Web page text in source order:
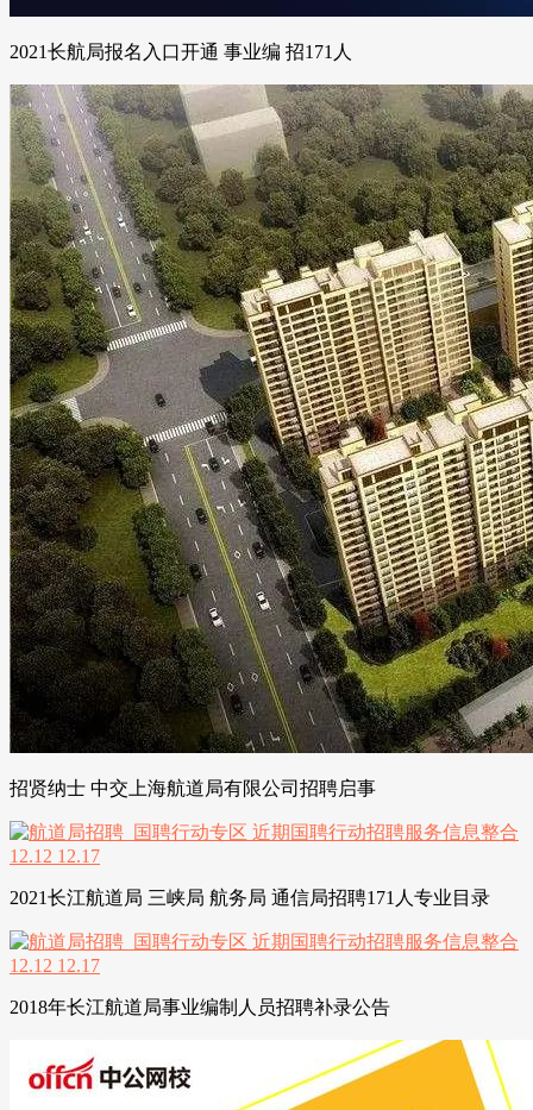
2021长航局报名入口开通 事业编 招171人
招贤纳士 中交上海航道局有限公司招聘启事
2021长江航道局 三峡局 航务局 通信局招聘171人专业目录
2018年长江航道局事业编制人员招聘补录公告